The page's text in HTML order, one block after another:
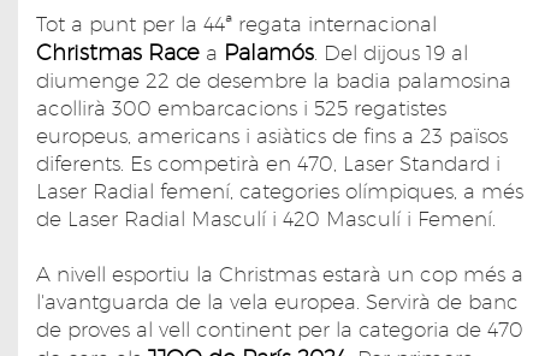
Tot a punt per la 44ª regata internacional
Christmas Race a Palamós. Del dijous 19 al
diumenge 22 de desembre la badia palamosina
acollirà 300 embarcacions i 525 regatistes
europeus, americans i asiàtics de fins a 23 països
diferents. Es competirà en 470, Laser Standard i
Laser Radial femení, categories olímpiques, a més
de Laser Radial Masculí i 420 Masculí i Femení.
A nivell esportiu la Christmas estarà un cop més a
l'avantguarda de la vela europea. Servirà de banc
de proves al vell continent per la categoria de 470